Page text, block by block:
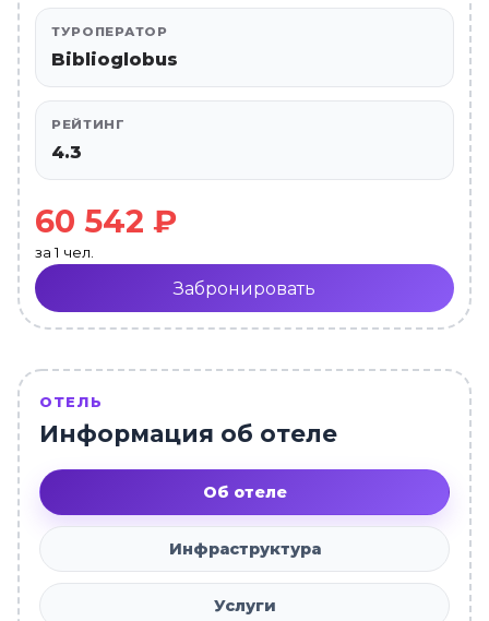
ТУРОПЕРАТОР
Biblioglobus
РЕЙТИНГ
4.3
60 542 ₽
за 1 чел.
Забронировать
ОТЕЛЬ
Информация об отеле
Об отеле
Инфраструктура
Услуги